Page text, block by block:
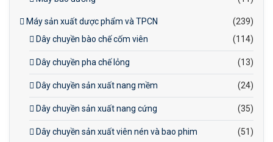
Máy sản xuất dược phẩm và TPCN
(239)
Dây chuyền bào chế cốm viên
(114)
Dây chuyền pha chế lỏng (13)
Dây chuyền sản xuất nang mềm (24)
Dây chuyền sản xuất nang cứng (35)
Dây chuyền sản xuất viên nén và bao phim (51)